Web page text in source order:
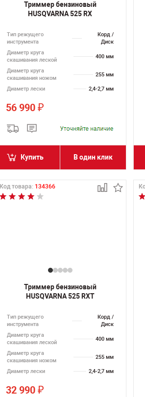
Триммер бензиновый
HUSQVARNA 525 RX
Тип режущего
инструмента
Корд /
Диск
Диаметр круга
скашивания леской
400 мм
Диаметр круга
скашивания ножом
255 мм
Диаметр лески 2,4-2,7 мм
56 990 ₽
Купить В один клик
Код товара: 134366
Триммер бензиновый
HUSQVARNA 525 RXT
Тип режущего
инструмента
Корд /
Диск
Диаметр круга
скашивания леской
400 мм
Диаметр круга
скашивания ножом
255 мм
Диаметр лески 2,4-2,7 мм
32 990 ₽